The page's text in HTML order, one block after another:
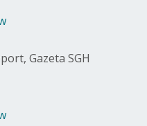
Gazeta SGH